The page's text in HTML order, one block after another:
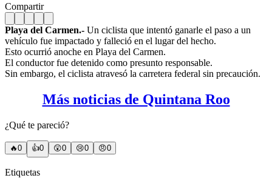
Compartir
Playa del Carmen.- Un ciclista que intentó ganarle el paso a un
vehículo fue impactado y falleció en el lugar del hecho.
Esto ocurrió anoche en Playa del Carmen.
El conductor fue detenido como presunto responsable.
Sin embargo, el ciclista atravesó la carretera federal sin precaución.
Más noticias de Quintana Roo
¿Qué te pareció?
🔥0 👍0 😲0 😢0 😠0
Etiquetas